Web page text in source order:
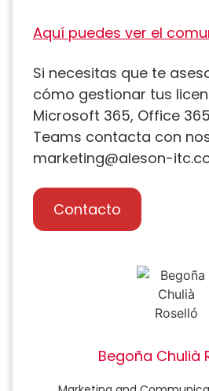
Aquí puedes ver el
Si necesitas que te
cómo gestionar tus
Microsoft 365, Office
Teams contacta con
marketing@aleson-
Contacto
Begoña Chulià